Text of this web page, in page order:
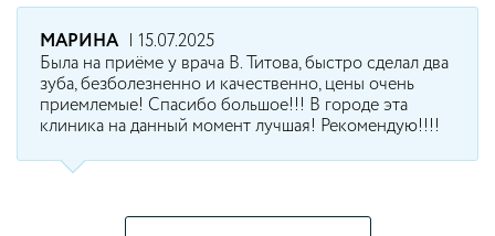
МАРИНА
| 15.07.2025
Была на приёме у врача В. Титова, быстро сделал два
зуба, безболезненно и качественно, цены очень
приемлемые! Спасибо большое!!! В городе эта
клиника на данный момент лучшая! Рекомендую!!!!